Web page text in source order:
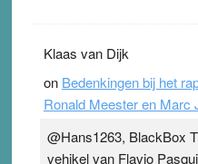
Klaas van Dijk
on Bedenkingen bij het
Ronald Meester en Marc
@Hans1263, BlackBox
vehikel van Flavio